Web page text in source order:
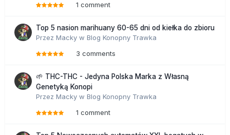
1 comment
Top 5 nasion marihuany 60-65 dni od kiełka do zbioru
Przez Macky w Blog Konopny Trawka
3 comments
🌱 THC-THC - Jedyna Polska Marka z Własną
Genetyką Konopi
Przez Macky w Blog Konopny Trawka
1 comment